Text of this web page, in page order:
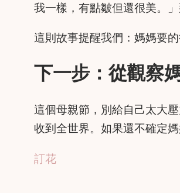
我一樣，有點皺但還很美。
這則故事提醒我們：媽媽要
下一步：從觀察
這個母親節，別給自己太大
收到全世界。如果還不確定
訂花